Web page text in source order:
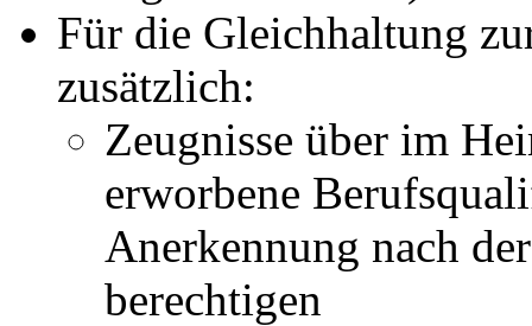
Für die Gleichhaltung
zusätzlich:
Zeugnisse über im
erworbene
Anerkennung nach
berechtigen